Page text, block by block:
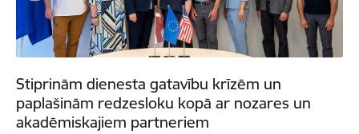
Stiprinām dienesta gatavību krīzēm un
paplašinām redzesloku kopā ar nozares un
akadēmiskajiem partneriem